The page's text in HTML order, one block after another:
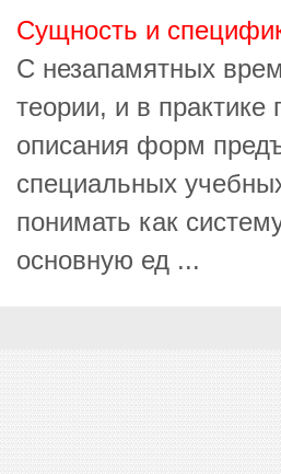
Сущность и
С незапамятных
теории, и в практике
описания форм
специальных
понимать как
основную ед ...